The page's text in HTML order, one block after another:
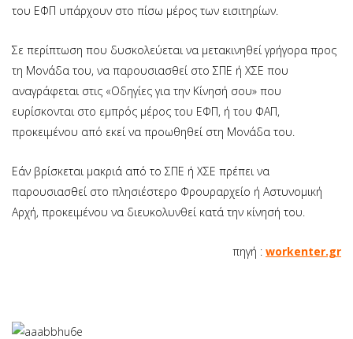
του ΕΦΠ υπάρχουν στο πίσω μέρος των εισιτηρίων.
Σε περίπτωση που δυσκολεύεται να μετακινηθεί γρήγορα προς
τη Μονάδα του, να παρουσιασθεί στο ΣΠΕ ή ΧΣΕ που
αναγράφεται στις «Οδηγίες για την Κίνησή σου» που
ευρίσκονται στο εμπρός μέρος του ΕΦΠ, ή του ΦΑΠ,
προκειμένου από εκεί να προωθηθεί στη Μονάδα του.
Εάν βρίσκεται μακριά από το ΣΠΕ ή ΧΣΕ πρέπει να
παρουσιασθεί στο πλησιέστερο Φρουραρχείο ή Αστυνομική
Αρχή, προκειμένου να διευκολυνθεί κατά την κίνησή του.
πηγή : workenter.gr